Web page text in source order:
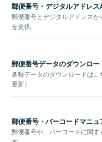
郵便番号・デジタルアドレス
郵便番号とデジタルアドレス
を提供。
郵便番号データのダウンロー
各種データのダウンロードは
更新）
郵便番号・バーコードマニュ
郵便番号や、バーコードに関